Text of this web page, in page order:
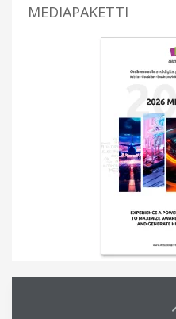
MEDIAPAKETTI